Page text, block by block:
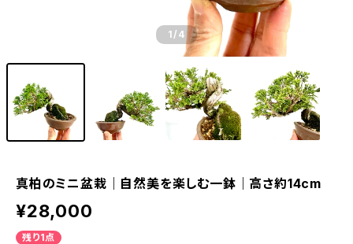
1 /4
真柏のミニ盆栽｜自然美を楽しむ一鉢｜高さ約14cm
¥28,000
残り1点